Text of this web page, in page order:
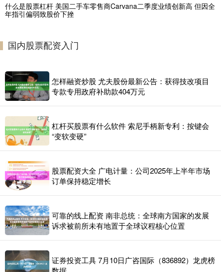
什么是股票杠杆 美国二手车零售商Carvana二季度业绩创新高 但因全
年指引偏弱致股价下挫
当地时间7月29日，美国线上二手车零售商Carvana发布第二季度财
报。受新车价格高企推升二手车市场需求影响，该公司当季
国内股票配资入门
怎样融资炒股 尤夫股份最新公告：获得技改项目
专款专用政府补助款404万元
杠杆买股票有什么软件 索尼手柄新专利：按键会
“变软变硬”
股票配资大全 广电计量：公司2025年上半年市场
订单保持稳定增长
可靠的线上配资 南非总统：全球南方国家的发展
诉求被前所未有地置于全球议程核心位置
证券投资工具 7月10日广咨国际（836892）龙虎榜